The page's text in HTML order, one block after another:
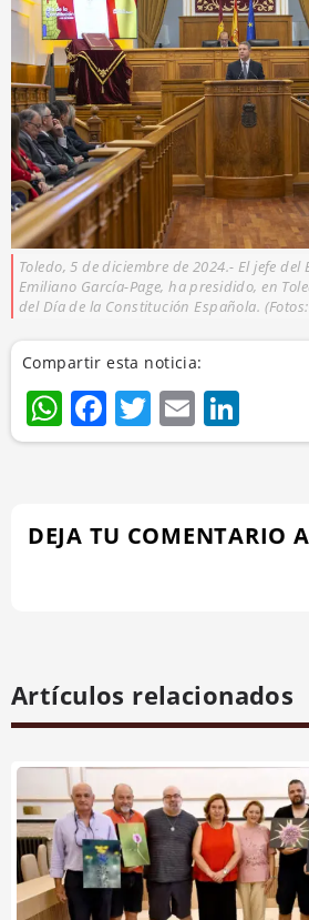
Toledo, 5 de diciembre de 2024.- El jefe
Emiliano García-Page, ha presidido, en
del Día de la Constitución Española. (Fotos:
Compartir esta noticia:
WhatsApp
Facebook
Twitter
Email
DEJA TU COMENTARIO
Artículos relacionados